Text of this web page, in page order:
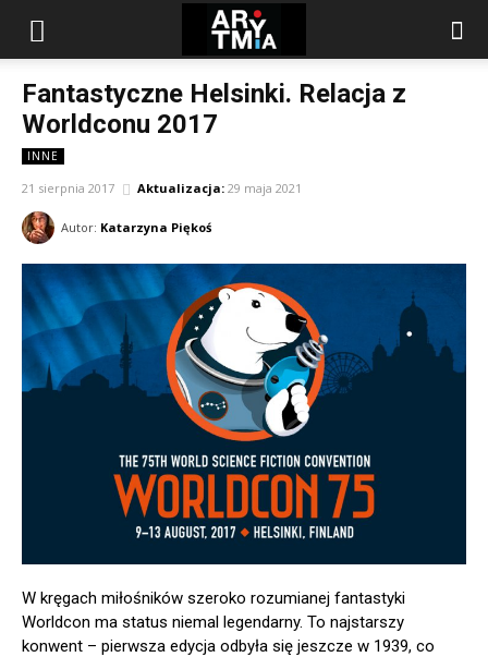
arytmia.eu
Fantastyczne Helsinki. Relacja z
Worldconu 2017
INNE
21 sierpnia 2017 Aktualizacja: 29 maja 2021
Autor: Katarzyna Piękoś
W kręgach miłośników szeroko rozumianej fantastyki
Worldcon ma status niemal legendarny. To najstarszy
konwent – pierwsza edycja odbyła się jeszcze w 1939, co